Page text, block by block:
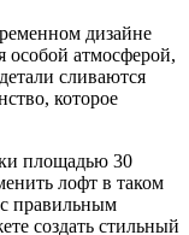
дизайне
особой атмосферой,
сливаются
которое
площадью 30
лофт в таком
правильным
создать стильный